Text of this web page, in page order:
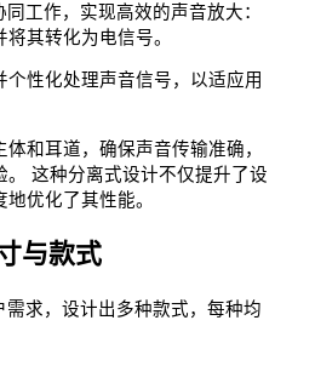
工作，实现高效的声音放大：
其转化为电信号。
性化处理声音信号，以适应用
和耳道，确保声音传输准确，
。 这种分离式设计不仅提升了设
优化了其性能。
与款式
需求，设计出多种款式，每种均